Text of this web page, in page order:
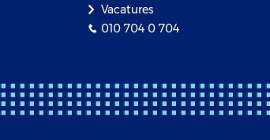
Vacatures
010 704 0 704